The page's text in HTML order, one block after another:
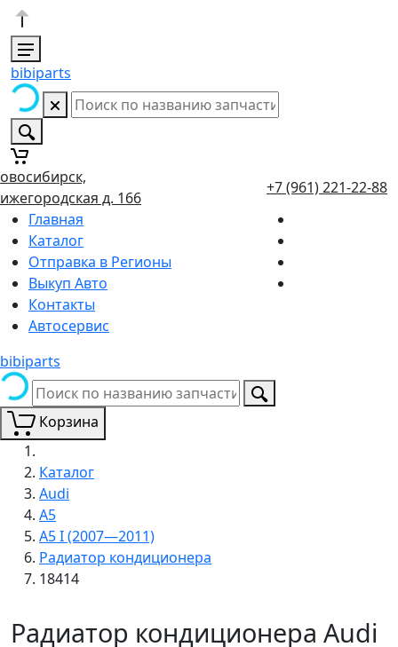
bibiparts
д. 166
+7 (961) 221-22-88
Главная
Каталог
Отправка в Регионы
Выкуп Авто
Контакты
Автосервис
bibiparts
Корзина
Каталог
Audi
A5
A5 I (2007—2011)
Радиатор кондиционера
18414
Радиатор кондиционера Audi